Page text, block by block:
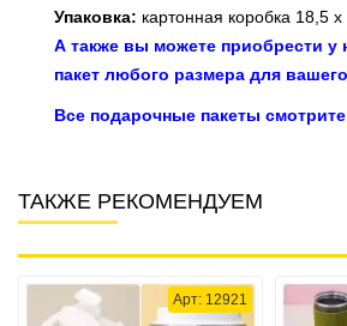
Упаковка: картонная коробка 18,5
А также вы можете приобрести у
пакет любого размера для
Все подарочные пакеты смотрите
ТАКЖЕ РЕКОМЕНДУЕМ
Арт: 12921